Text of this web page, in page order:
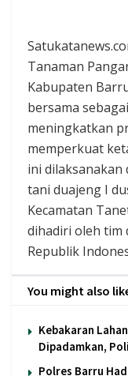
Tanaman
Kabupaten
bersama
meningkatkan
memperkuat
ini dilaksanakan
tani duajeng I
Kecamatan
dihadiri oleh tim
Republik
You might also
Kebakaran
Dipadamkan,
Polres Barru